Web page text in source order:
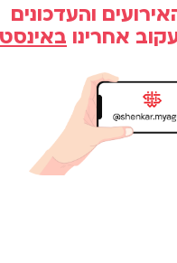
והעדכונים
אחרינובאינסטגרם